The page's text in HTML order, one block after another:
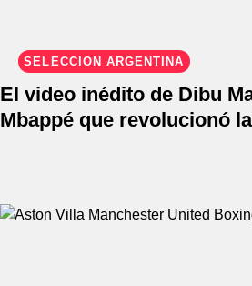
SELECCIÓN ARGENTINA
El video inédito de Dibu
Mbappé que revolucionó